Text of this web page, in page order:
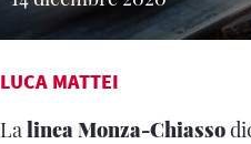
LUCA MATTEI
La linea Monza-Chiasso